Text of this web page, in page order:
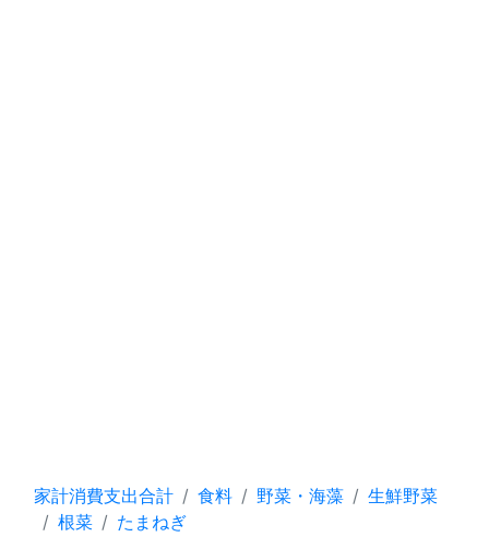
家計消費支出合計 食料 野菜・海藻
生鮮野菜
根菜
たまねぎ